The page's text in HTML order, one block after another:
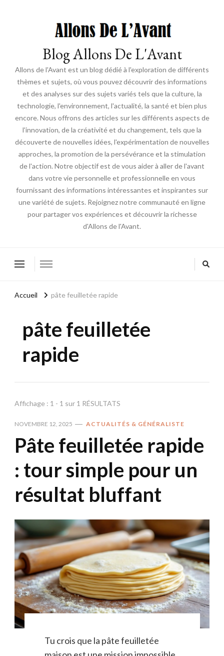
Blog Allons De L'Avant
Allons de l'Avant est un blog dédié à l'exploration de différents
thèmes et sujets, où vous pouvez découvrir des informations
et des analyses sur des sujets variés tels que la culture, la
technologie, l'environnement, l'actualité, la santé et bien plus
encore. Nous offrons des articles sur les différents aspects de
l'innovation, de la créativité et du changement, tels que la
découverte de nouvelles idées, l'expérimentation de nouvelles
approches, la promotion de la persévérance et la stimulation
de l'action. Notre objectif est de vous aider à aller de l'avant
dans votre vie personnelle et professionnelle en vous
fournissant des informations intéressantes et inspirantes sur
une variété de sujets. Rejoignez notre communauté en ligne
pour partager vos expériences et découvrir la richesse
d'Allons de l'Avant.
Accueil pâte feuilletée rapide
pâte feuilletée
rapide
Affichage : 1 - 1 sur 1 RÉSULTATS
NOVEMBRE 12, 2025 ACTUALITÉS & GÉNÉRALISTE
Pâte feuilletée rapide
: tour simple pour un
résultat bluffant
Tu crois que la pâte feuilletée